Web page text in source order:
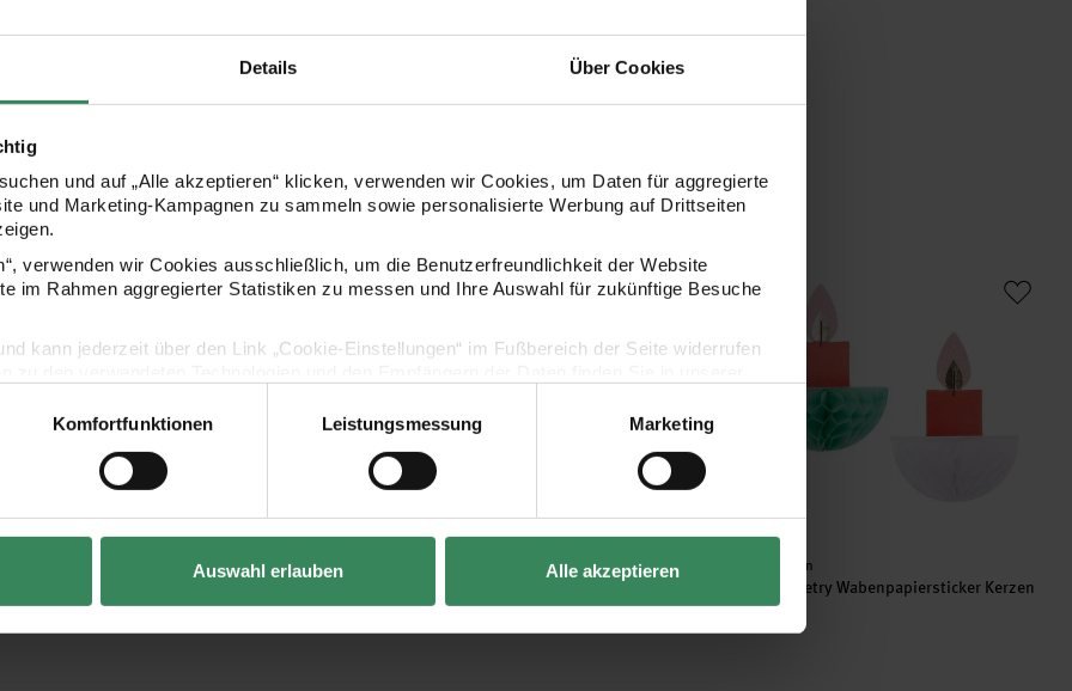
Details Über Cookies
und auf „Alle akzeptieren“ klicken, verwenden wir Cookies, um Daten für aggregierte
und Marketing-Kampagnen zu sammeln sowie personalisierte Werbung auf Drittseiten
verwenden wir Cookies ausschließlich, um die Benutzerfreundlichkeit der Website
im Rahmen aggregierter Statistiken zu messen und Ihre Auswahl für zukünftige Besuche
kann jederzeit über den Link „Cookie-Einstellungen“ im Fußbereich der Seite widerrufen
Vertrag widerrufen
Komfortfunktionen Leistungsmessung Marketing
Auswahl erlauben Alle akzeptieren
Kaufempfehlung
Sterne 1 Blatt
Paper Poetry Wabenpapiersticker Weihnachtsmann 1 Blatt
Hersteller:
Weihnachtsmann 1 Blatt
Paper Poetry Wabenpapiersticker Orangen 1 Blatt
Paper Poetry Wabenpapiersticker
Orangen 1 Blatt
Hersteller:
Rico Design
Paper Poetry Wabenpapiersticker Kerzen
1 Blatt